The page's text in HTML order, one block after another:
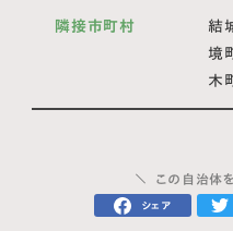
隣接市町村
結
境
木
この自治体
シェア